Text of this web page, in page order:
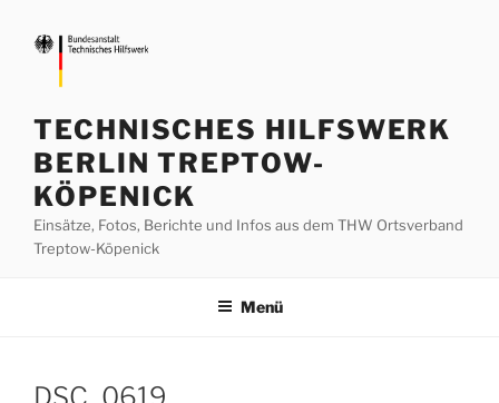
Inhalt
springen
TECHNISCHES HILFSWERK
BERLIN TREPTOW-
KÖPENICK
Einsätze, Fotos, Berichte und Infos aus dem THW Ortsverband
Treptow-Köpenick
Menü